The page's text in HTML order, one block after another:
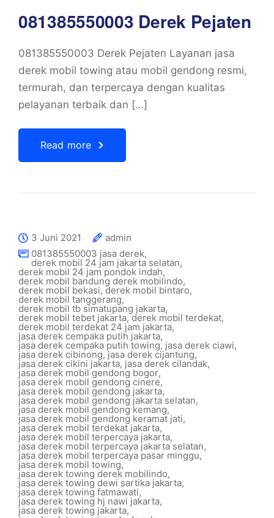
081385550003 Derek Pejaten
081385550003 Derek Pejaten Layanan jasa
derek mobil towing atau mobil gendong resmi,
termurah, dan terpercaya dengan kualitas
pelayanan terbaik dan […]
Read more
3 Juni 2021
admin
081385550003 jasa derek,
derek mobil 24 jam jakarta selatan,
derek mobil 24 jam pondok indah,
derek mobil bandung derek mobilindo,
derek mobil bekasi, derek mobil bintaro,
derek mobil tanggerang,
derek mobil tb simatupang jakarta,
derek mobil tebet jakarta,derek mobil terdekat,
derek mobil terdekat 24 jam jakarta,
jasa derek cempaka putih jakarta,
jasa derek cempaka putih towing, jasa derek ciawi,
jasa derek cibinong,jasa derek cijantung,
jasa derek cikini jakarta, jasa derek cilandak,
jasa derek mobil gendong bogor,
jasa derek mobil gendong cinere,
jasa derek mobil gendong jakarta,
jasa derek mobil gendong jakarta selatan,
jasa derek mobil gendong kemang,
jasa derek mobil gendong keramat jati,
jasa derek mobil terdekat jakarta,
jasa derek mobil terpercaya jakarta,
jasa derek mobil terpercaya jakarta selatan,
jasa derek mobil terpercaya pasar minggu,
jasa derek mobil towing,
jasa derek towing derek mobilindo,
jasa derek towing dewi sartika jakarta,
jasa derek towing fatmawati,
jasa derek towing hj nawi jakarta,
jasa derek towing jakarta,